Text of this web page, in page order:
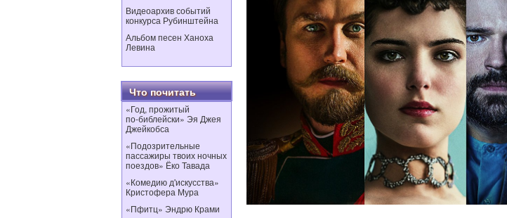
Видеоархив событий
конкурса Рубинштейна
Альбом песен Ханоха
Левина
Что почитать
«Год, прожитый
по‑библейски» Эя Джея
Джейкобса
«Подозрительные
пассажиры твоих ночных
поездов» Ёко Тавада
«Комедию д'искусства»
Кристофера Мура
«Пфитц» Эндрю Крами